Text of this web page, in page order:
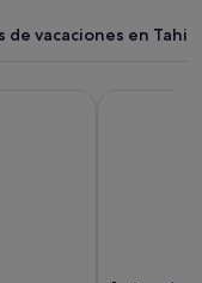
vacaciones en Tahití